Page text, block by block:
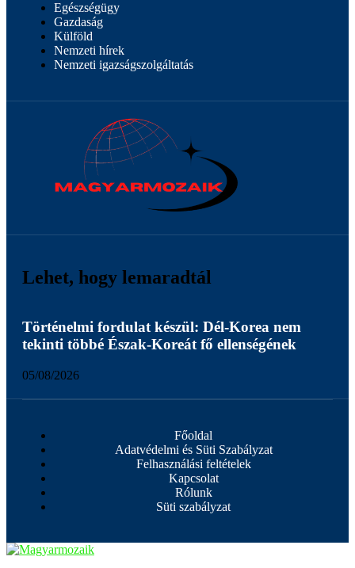
Egészségügy
Gazdaság
Külföld
Nemzeti hírek
Nemzeti igazságszolgáltatás
Lehet, hogy lemaradtál
Történelmi fordulat készül: Dél-Korea nem
tekinti többé Észak-Koreát fő ellenségének
05/08/2026
Főoldal
Adatvédelmi és Süti Szabályzat
Felhasználási feltételek
Kapcsolat
Rólunk
Süti szabályzat